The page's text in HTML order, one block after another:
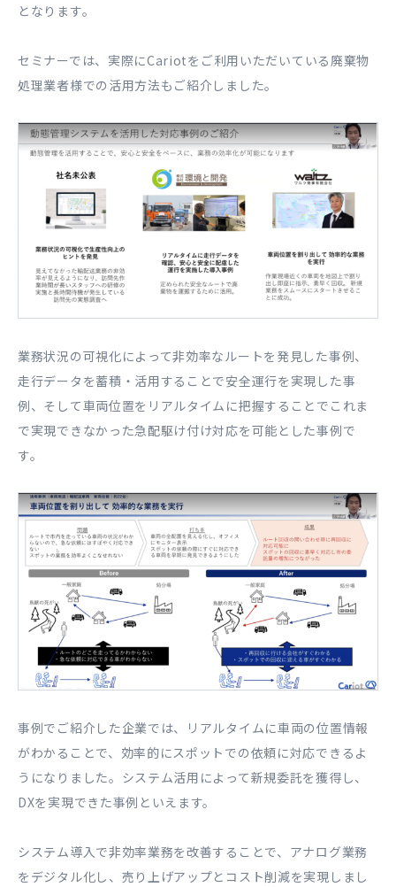
となります。
セミナーでは、実際にCariotをご利用いただいている廃棄物
処理業者様での活用方法もご紹介しました。
業務状況の可視化によって非効率なルートを発見した事例、
走行データを蓄積・活用することで安全運行を実現した事
例、そして車両位置をリアルタイムに把握することでこれま
で実現できなかった急配駆け付け対応を可能とした事例で
す。
事例でご紹介した企業では、リアルタイムに車両の位置情報
がわかることで、効率的にスポットでの依頼に対応できるよ
うになりました。システム活用によって新規委託を獲得し、
DXを実現できた事例といえます。
システム導入で非効率業務を改善することで、アナログ業務
をデジタル化し、売り上げアップとコスト削減を実現しまし